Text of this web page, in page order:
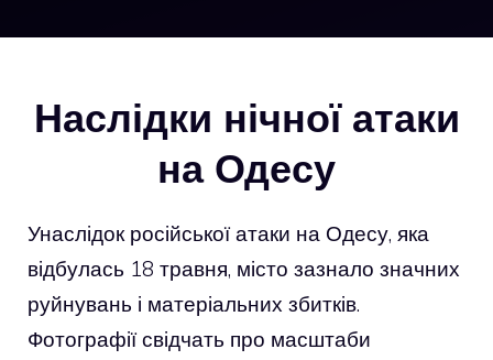
Наслідки нічної атаки
на Одесу
Унаслідок російської атаки на Одесу, яка
відбулась 18 травня, місто зазнало значних
руйнувань і матеріальних збитків.
Фотографії свідчать про масштаби